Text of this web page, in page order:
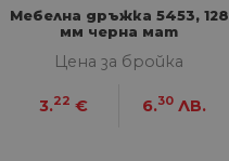
Мебелна дръжка 5453, 128
мм черна мат
Цена за бройка
3.22 € 6.30 ЛВ.